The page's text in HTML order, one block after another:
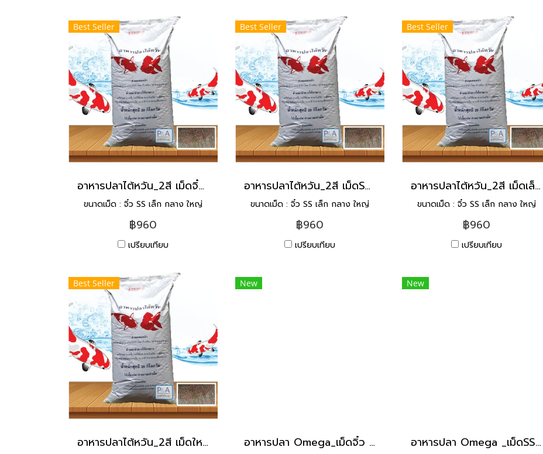
Best Seller
อาหารปลาไต้หวัน_2สี เม็ดจิ๋ว [20kg]
ขนาดเม็ด : จิ๋ว SS เล็ก กลาง ใหญ่
฿960
เปรียบเทียบ
Best Seller
อาหารปลาไต้หวัน_2สี เม็ดSS [20kg]
ขนาดเม็ด : จิ๋ว SS เล็ก กลาง ใหญ่
฿960
เปรียบเทียบ
Best Seller
อาหารปลาไต้หวัน_2สี เม็ดเล็ก [20kg]
ขนาดเม็ด : จิ๋ว SS เล็ก กลาง ใหญ่
฿960
เปรียบเทียบ
Best Seller
อาหารปลาไต้หวัน_2สี เม็ดใหญ่ [20kg]
New
อาหารปลา Omega_เม็ดจิ๋ว [20kg]
New
อาหารปลา Omega _เม็ดSS [20kg]